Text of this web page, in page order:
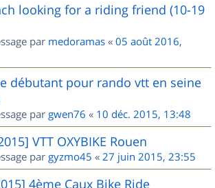
looking for a riding friend (10-19
par medoramas « 05 août 2016,
débutant pour rando vtt en seine
par gwen76 « 10 déc. 2015, 13:48
VTT OXYBIKE Rouen
par gyzmo45 « 27 juin 2015, 23:55
4ème Caux Bike Ride